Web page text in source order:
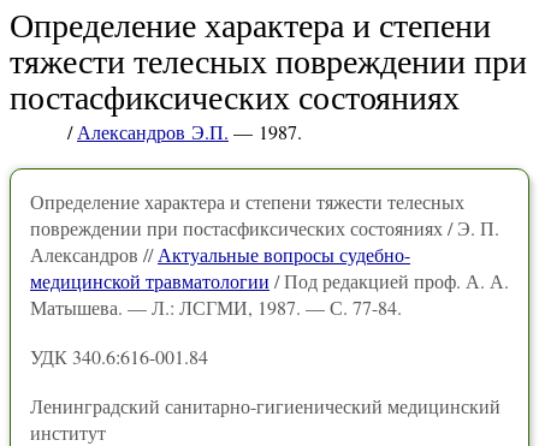
Определение характера и степени
тяжести телесных повреждении при
постасфиксических состояниях
/Александров Э.П. — 1987.
Определение характера и степени тяжести телесных
повреждении при постасфиксических состояниях / Э. П.
Александров //Актуальные вопросы судебно-
медицинской травматологии / Под редакцией проф. А. А.
Матышева. — Л.: ЛСГМИ, 1987. — С. 77-84.
УДК 340.6:616-001.84
Ленинградский санитарно-гигиенический медицинский
институт